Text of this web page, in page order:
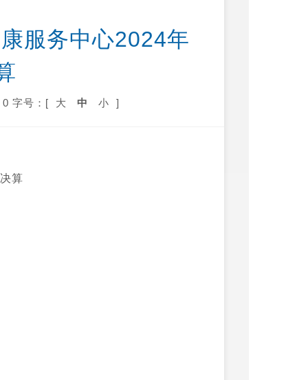
服务中心2024年
0 字号：[ 大 中 小 ]
算